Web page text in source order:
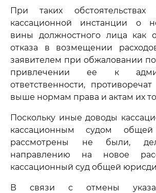
При таких
кассационной инстанции о
вины должностного лица как
отказа в возмещении
заявителем при обжаловании
привлечении ее к
ответственности,
выше нормам права и актам их
Поскольку иные доводы
кассационным судом
рассмотрены не были,
направлению на новое
кассационный суд общей
В связи с отмены